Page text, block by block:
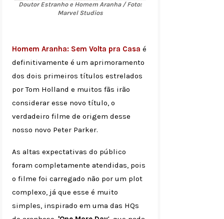
Doutor Estranho e Homem Aranha / Foto:
Marvel Studios
Homem Aranha: Sem Volta pra Casa é
definitivamente é um aprimoramento
dos dois primeiros títulos estrelados
por Tom Holland e muitos fãs irão
considerar esse novo título, o
verdadeiro filme de origem desse
nosso novo Peter Parker.
As altas expectativas do público
foram completamente atendidas, pois
o filme foi carregado não por um plot
complexo, já que esse é muito
simples, inspirado em uma das HQs